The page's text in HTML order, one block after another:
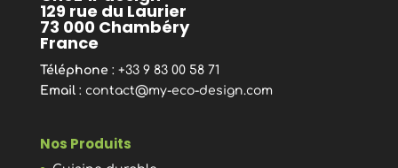
129 rue du Laurier
73 000 Chambéry
France
Téléphone : +33 9 83 00 58 71
Email: contact@my-eco-design.com
Nos Produits